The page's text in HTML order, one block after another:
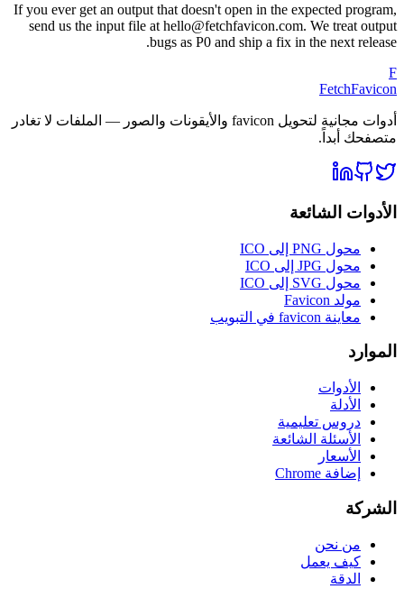
If you ever get an output that doesn't open in the expected program,
send us the input file at hello@fetchfavicon.com. We treat output
bugs as P0 and ship a fix in the next release.
F
FetchFavicon
أدوات مجانية لتحويل favicon والأيقونات والصور — الملفات لا تغادر
متصفحك أبداً.
الأدوات الشائعة
محول PNG إلى ICO
محول JPG إلى ICO
محول SVG إلى ICO
مولد Favicon
معاينة favicon في التبويب
الموارد
الأدوات
الأدلة
دروس تعليمية
الأسئلة الشائعة
الأسعار
إضافة Chrome
الشركة
من نحن
كيف يعمل
الدقة